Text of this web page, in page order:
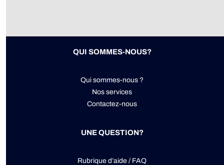
QUI SOMMES-NOUS?
Qui sommes-nous ?
Nos services
Contactez-nous
UNE QUESTION?
Rubrique d’aide / FAQ